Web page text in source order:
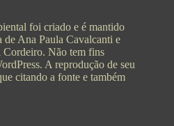
foi criado e é mantido
de Ana Paula Cavalcanti e
Não tem fins
A reprodução de seu
citando a fonte e também